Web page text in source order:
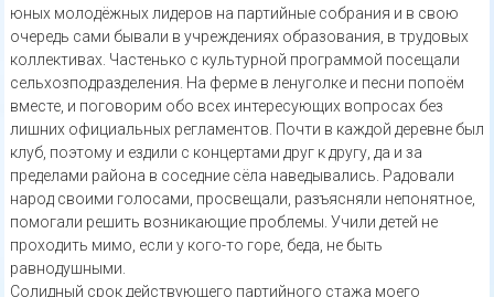
юных молодёжных лидеров на партийные собрания и в свою
очередь сами бывали в учреждениях образования, в трудовых
коллективах. Частенько с культурной программой посещали
сельхозподразделения. На ферме в ленуголке и песни попоём
вместе, и поговорим обо всех интересующих вопросах без
лишних официальных регламентов. Почти в каждой деревне был
клуб, поэтому и ездили с концертами друг к другу, да и за
пределами района в соседние сёла наведывались. Радовали
народ своими голосами, просвещали, разъясняли непонятное,
помогали решить возникающие проблемы. Учили детей не
проходить мимо, если у кого-то горе, беда, не быть
равнодушными.
Солидный срок действующего партийного стажа моего